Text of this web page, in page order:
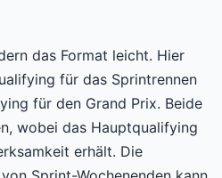
das Format leicht. Hier
für das Sprintrennen
für den Grand Prix. Beide
wobei das Hauptqualifying
erhält. Die